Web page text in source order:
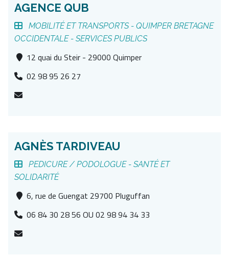
AGENCE QUB
MOBILITÉ ET TRANSPORTS - QUIMPER BRETAGNE
OCCIDENTALE - SERVICES PUBLICS
12 quai du Steir - 29000 Quimper
02 98 95 26 27
AGNÈS TARDIVEAU
PEDICURE / PODOLOGUE - SANTÉ ET
SOLIDARITÉ
6, rue de Guengat 29700 Pluguffan
06 84 30 28 56 OU 02 98 94 34 33